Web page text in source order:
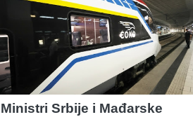
Ministri Srbije i Mađarske